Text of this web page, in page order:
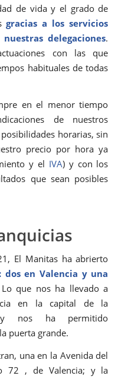
de vida y el grado de
gracias a los servicios
delegaciones.
con las que
habituales de todas
en el menor tiempo
de nuestros
horarias, sin
precio por hora ya
y el IVA) y con los
que sean posibles
El Manitas ha abrierto
dos en Valencia y una
que nos ha llevado a
en la capital de la
y nos ha permitido
puerta grande.
una en la Avenida del
72 , de Valencia; y la